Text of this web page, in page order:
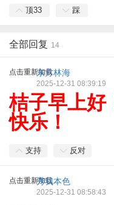
顶33 踩
全部回复 14
点击重新加载东方林海
2025-12-31 08:39:19
桔子早上好
快乐！
支持 反对
点击重新加载秀我本色
2025-12-31 08:58:43